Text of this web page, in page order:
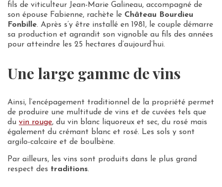
fils de viticulteur Jean-Marie Galineau, accompagné de
son épouse Fabienne, rachète le Château Bourdieu
Fonbille. Après s’y être installé en 1981, le couple démarre
sa production et agrandit son vignoble au fils des années
pour atteindre les 25 hectares d’aujourd’hui.
Une large gamme de vins
Ainsi, l’encépagement traditionnel de la propriété permet
de produire une multitude de vins et de cuvées tels que
du vin rouge, du vin blanc liquoreux et sec, du rosé mais
également du crémant blanc et rosé. Les sols y sont
argilo-calcaire et de boulbène.
Par ailleurs, les vins sont produits dans le plus grand
respect des traditions.